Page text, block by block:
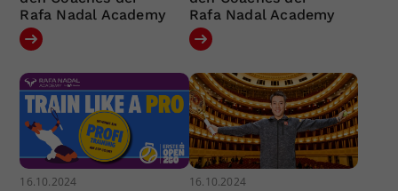
Rafa Nadal Academy
Rafa Nadal Academy
16.10.2024 16.10.2024